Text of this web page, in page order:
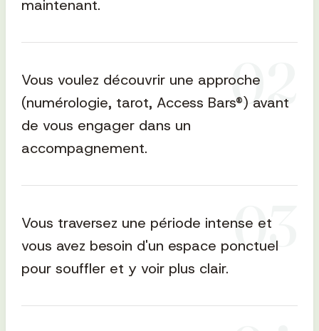
maintenant.
02
Vous voulez découvrir une approche
(numérologie, tarot, Access Bars®) avant
de vous engager dans un
accompagnement.
03
Vous traversez une période intense et
vous avez besoin d'un espace ponctuel
pour souffler et y voir plus clair.